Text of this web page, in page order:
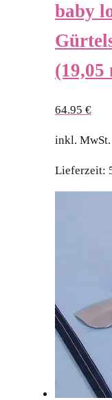
baby
(19,05
64.95 €
inkl. MwSt.
Lieferzeit: